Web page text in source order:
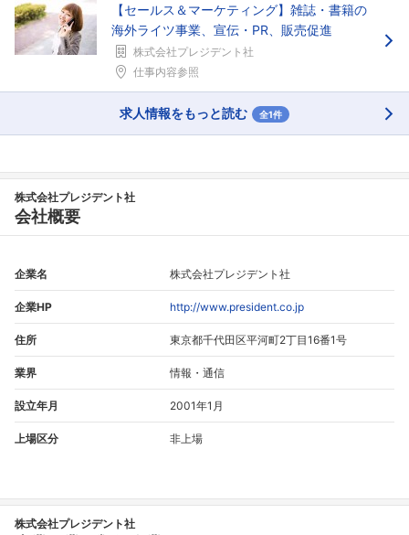
【セールス＆マーケティング】雑誌・書籍の
海外ライツ事業、宣伝・PR、販売促進
株式会社プレジデント社
仕事内容参照
求人情報をもっと読む 全1件
株式会社プレジデント社
会社概要
企業名 株式会社プレジデント社
企業HP http://www.president.co.jp
住所 東京都千代田区平河町2丁目16番1号
業界 情報・通信
設立年月 2001年1月
上場区分 非上場
株式会社プレジデント社